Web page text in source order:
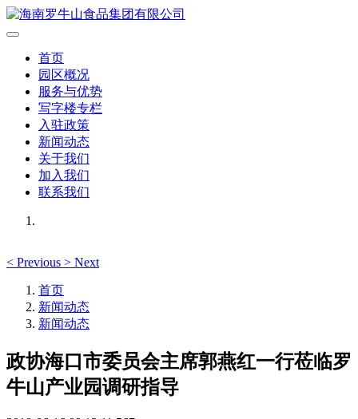
首页
园区概况
服务与优势
写字楼专栏
入驻政策
新闻动态
关于我们
加入我们
联系我们
< Previous > Next
首页
新闻动态
新闻动态
政协海口市委员会主席郭燕红一行莅临罗
牛山产业园调研指导